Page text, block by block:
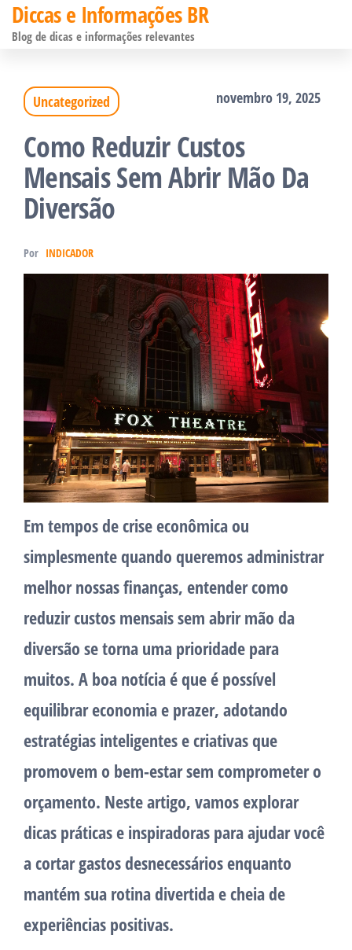
Pular
para
conteúdo
Diccas e Informações BR
Blog de dicas e informações relevantes
Uncategorized novembro 19, 2025
Como Reduzir Custos
Mensais Sem Abrir Mão Da
Diversão
Por INDICADOR
Em tempos de crise econômica ou
simplesmente quando queremos administrar
melhor nossas finanças, entender como
reduzir custos mensais sem abrir mão da
diversão se torna uma prioridade para
muitos. A boa notícia é que é possível
equilibrar economia e prazer, adotando
estratégias inteligentes e criativas que
promovem o bem-estar sem comprometer o
orçamento. Neste artigo, vamos explorar
dicas práticas e inspiradoras para ajudar você
a cortar gastos desnecessários enquanto
mantém sua rotina divertida e cheia de
experiências positivas.